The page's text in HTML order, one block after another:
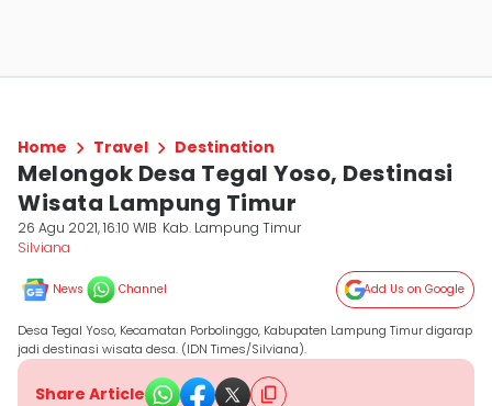
Home Travel Destination
Melongok Desa Tegal Yoso, Destinasi
Wisata Lampung Timur
26 Agu 2021, 16:10 WIB Kab. Lampung Timur
Silviana
News Channel Add Us on Google
Desa Tegal Yoso, Kecamatan Porbolinggo, Kabupaten Lampung Timur digarap
jadi destinasi wisata desa. (IDN Times/Silviana).
Share Article